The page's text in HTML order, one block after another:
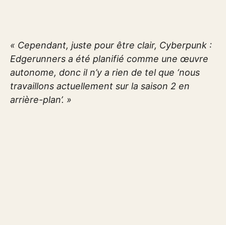
« Cependant, juste pour être clair, Cyberpunk :
Edgerunners a été planifié comme une œuvre
autonome, donc il n’y a rien de tel que ‘nous
travaillons actuellement sur la saison 2 en
arrière-plan’. »